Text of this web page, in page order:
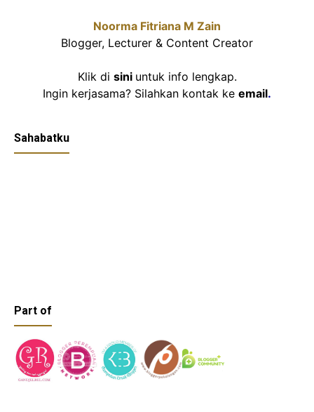
Noorma Fitriana M Zain
Blogger, Lecturer & Content Creator
Klik di sini untuk info lengkap.
Ingin kerjasama? Silahkan kontak ke email.
Sahabatku
Part of